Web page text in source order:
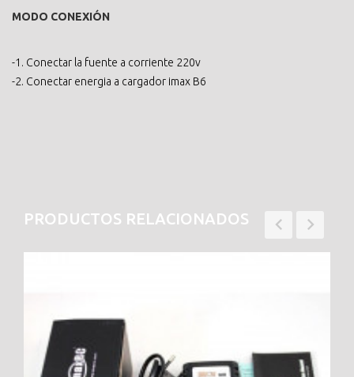
MODO CONEXIÓN
-1. Conectar la fuente a corriente 220v
-2. Conectar energia a cargador imax B6
PRODUCTOS RELACIONADOS